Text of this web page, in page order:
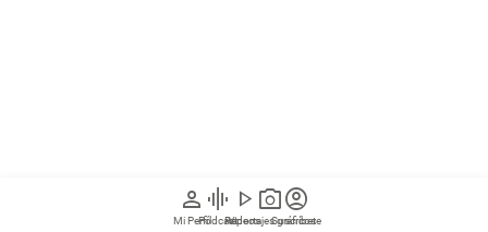
person
Mi Perfil
graphic_eq
Pódcast
play_arrow
Videos
photo_camera
Reportajes gráficos
account_circle
Suscríbete